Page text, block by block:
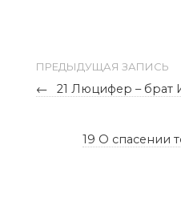
ПРЕДЫДУЩАЯ ЗАПИСЬ
← 21 Люцифер – брат
19 О спасении